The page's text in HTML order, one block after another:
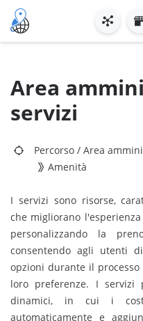
Area
servizi
Percorso / Area
Amenità
I servizi sono risorse,
che migliorano
personalizzando la
consentendo agli utenti
opzioni durante il
loro preferenze. I servizi
dinamici, in cui i costi
automaticamente e